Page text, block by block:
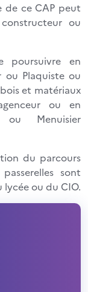
ce CAP peut
ou
poursuivre en
ou Plaquiste ou
et matériaux
ou en
ou Menuisier
du parcours
sont
lycée ou du CIO.